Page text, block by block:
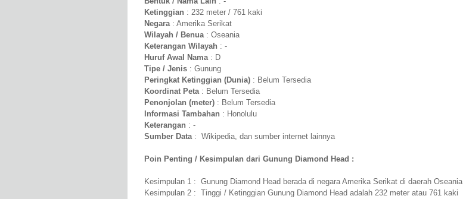
Ketinggian : 232 meter / 761 kaki
Negara: Amerika Serikat
Wilayah / Benua: Oseania
Keterangan Wilayah : -
Huruf Awal Nama: D
Tipe / Jenis : Gunung
Peringkat Ketinggian (Dunia) : Belum Tersedia
Koordinat Peta: Belum Tersedia
Penonjolan (meter) : Belum Tersedia
Informasi Tambahan : Honolulu
Keterangan : -
Sumber Data: Wikipedia, dan sumber internet lainnya
Poin Penting / Kesimpulan dari Gunung Diamond Head :
Kesimpulan 1 : Gunung Diamond Head berada di negara Amerika Serikat di daerah Oseania
Kesimpulan 2 : Tinggi / Ketinggian Gunung Diamond Head adalah 232 meter atau 761 kaki